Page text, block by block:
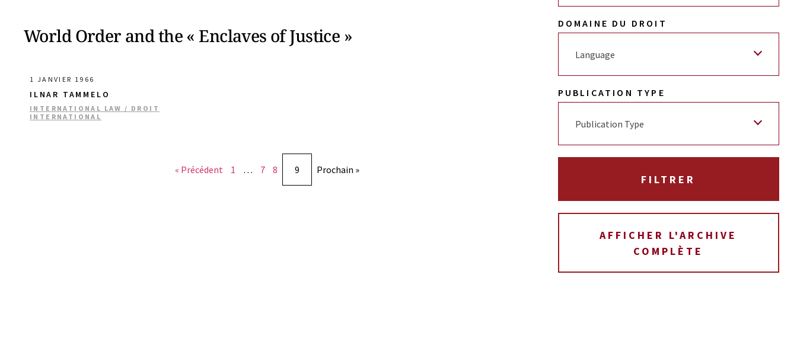
World Order and the « Enclaves of Justice »
1 JANVIER 1966
ILNAR TAMMELO
INTERNATIONAL LAW / DROIT
INTERNATIONAL
« Précédent 1 … 7 8 9 Prochain »
DOMAINE DU DROIT
Language
PUBLICATION TYPE
Publication Type
AFFICHER L'ARCHIVE
COMPLÈTE